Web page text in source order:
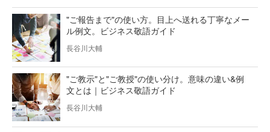
"ご報告まで"の使い方。目上へ送れる丁寧なメー
ル例文。ビジネス敬語ガイド
長谷川大輔
"ご教示"と"ご教授"の使い分け。意味の違い&例
文とは｜ビジネス敬語ガイド
長谷川大輔